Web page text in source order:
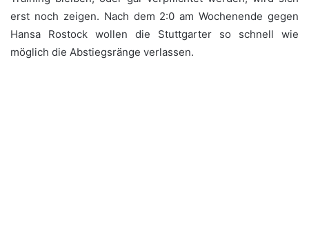
erst noch zeigen. Nach dem 2:0 am Wochenende gegen
Hansa Rostock wollen die Stuttgarter so schnell wie
möglich die Abstiegsränge verlassen.